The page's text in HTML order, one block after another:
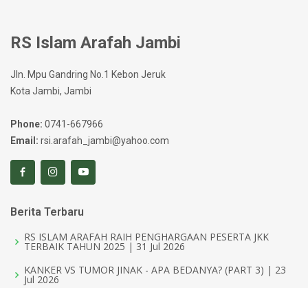
RS Islam Arafah Jambi
Jln. Mpu Gandring No.1 Kebon Jeruk
Kota Jambi, Jambi
Phone: 0741-667966
Email: rsi.arafah_jambi@yahoo.com
Berita Terbaru
RS ISLAM ARAFAH RAIH PENGHARGAAN PESERTA JKK
TERBAIK TAHUN 2025 | 31 Jul 2026
KANKER VS TUMOR JINAK - APA BEDANYA? (PART 3) | 23
Jul 2026